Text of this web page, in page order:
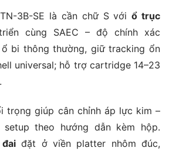
3B-SE là cần chữ S vớiổ trục
cùng SAEC – độ chính xác
bi thông thường, giữ tracking ổn
universal; hỗ trợ cartridge 14–23
trọng giúp cân chỉnh áp lực kim –
theo hướng dẫn kèm hộp.
đặt ở viền platter nhôm đúc,